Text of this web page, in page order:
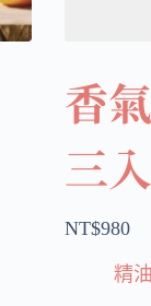
香
三
NT$980
精